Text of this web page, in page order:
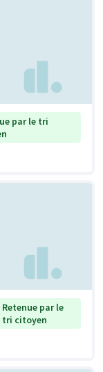
par le tri
Retenue par le
tri citoyen